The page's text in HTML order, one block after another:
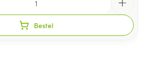
Bestel